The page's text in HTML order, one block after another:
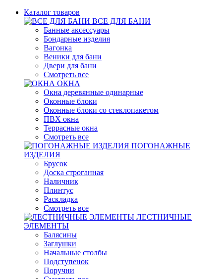
Каталог товаров
ВСЕ ДЛЯ БАНИ
Банные аксессуары
Бондарные изделия
Вагонка
Веники для бани
Двери для бани
Смотреть все
ОКНА
Окна деревянные одинарные
Оконные блоки
Оконные блоки со стеклопакетом
ПВХ окна
Террасные окна
Смотреть все
ПОГОНАЖНЫЕ
ИЗДЕЛИЯ
Брусок
Доска строганная
Наличник
Плинтус
Раскладка
Смотреть все
ЛЕСТНИЧНЫЕ
ЭЛЕМЕНТЫ
Балясины
Заглушки
Начальные столбы
Подступенок
Поручни